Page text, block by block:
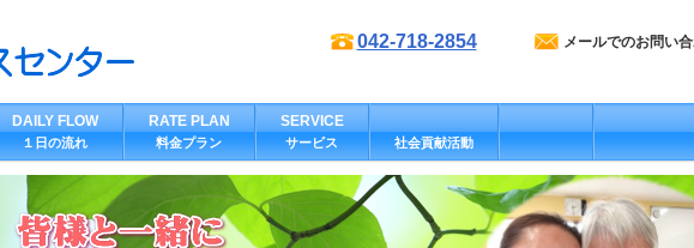
042-718-2854 メールでのお問い
DAILY FLOW
１日の流れ
RATE PLAN
料金プラン
SERVICE
サービス 社会貢献活動